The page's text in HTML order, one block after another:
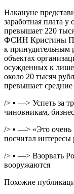
Накануне
заработная плата
превышает 220
ФСИН Кристины
к принудительным
объектах
осужденных к
около 20 тысяч
превышает средние
/> ▪ —> Успеть за
чиновникам,
/> ▪ —> «Это очень
посчитал интересы
/> ▪ —> Взорвать
вооружаются
Похожие